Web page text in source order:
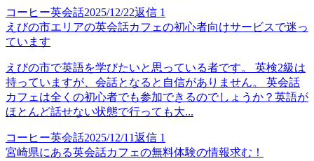
コーヒー英会話2025/12/22返信 1
えびの市エリアの英会話カフェの初心者向けサービスで迷っ
ています
えびの市で英語を学びたいと思っている者です。 英検2級は
持っていますが、会話となると自信がありません。 英会話
カフェは全くの初心者でも参加できるのでしょうか？英語が
ほとんど話せない状態で行っても大...
コーヒー英会話2025/12/11返信 1
宮崎県にある英会話カフェの無料体験の情報求む！